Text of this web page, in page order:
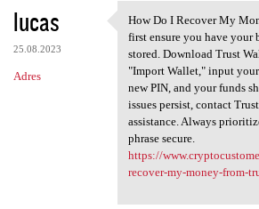
lucas
25.08.2023
Adres
How Do I Recover
How Do I Recover My
first ensure you have your
stored. Download Trust
"Import Wallet," input your
new PIN, and your funds
issues persist, contact
assistance. Always
phrase secure.
https://
recover-my-money-from-